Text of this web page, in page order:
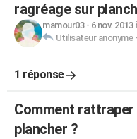
ragréage sur
mamour03- 6 nov. 2013
Utilisateur anonyme-
1 réponse
Comment rattraper
plancher ?